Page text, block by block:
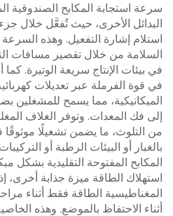
سرعة استجابة المكابح الصندوقية
البدائل الأخرى، حيث تُفعَّل خلال
استلام إشارة التفعيل. وهذه السرعة
السلامة من خلال تقصير مسافات
في بيئات الإنتاج سريعة الوتيرة.
في قوة الفرملة عبر تعديلات
الميكانيكية، مما يسمح للمشغلين
إلى فك المعدات. وتوفر الغلاف
من التلوث، ما يضمن تشغيلًا
بالغبار أو البيئات الرطبة أو
المكابح المفتوحة التقليدية بشكل
استهلاك الطاقة ميزة جذابة أخرى،
المغناطيسية الطاقة فقط أثناء
أثناء الاحتفاظ بالموضع. وهذه